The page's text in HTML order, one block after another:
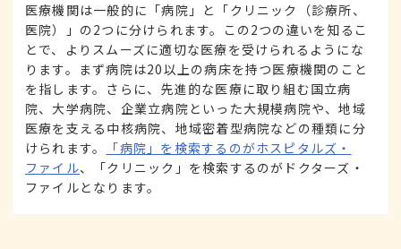
医療機関は一般的に「病院」と「クリニック（診療所、
医院）」の2つに分けられます。この2つの違いを知るこ
とで、よりスムーズに適切な医療を受けられるようにな
ります。まず病院は20以上の病床を持つ医療機関のこと
を指します。さらに、先進的な医療に取り組む国立病
院、大学病院、企業立病院といった大規模病院や、地域
医療を支える中核病院、地域密着型病院などの種類に分
けられます。
「病院」を検索するのがホスピタルズ・
ファイル、「クリニック」を検索するのがドクターズ・
ファイルとなります。